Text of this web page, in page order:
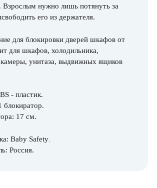
Взрослым нужно лишь потянуть за
его из держателя.
для блокировки дверей шкафов от
для шкафов, холодильника,
унитаза, выдвижных ящиков
- пластик.
блокиратор.
17 см.
Baby Safety
Россия.